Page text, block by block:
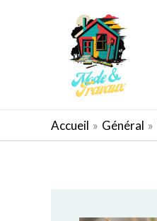
Accueil Général